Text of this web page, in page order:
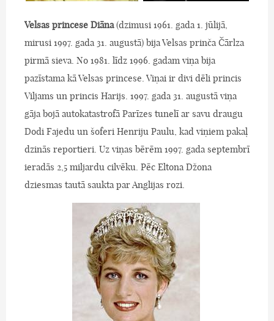
Velsas princese Diāna(dzimusi 1961. gada 1. jūlijā,
mirusi 1997. gada 31. augustā) bija Velsas prinča Čārlza
pirmā sieva. No 1981. līdz 1996. gadam viņa bija
pazīstama kā Velsas princese. Viņai ir divi dēli princis
Viljams un princis Harijs. 1997. gada 31. augustā viņa
gāja bojā autokatastrofā Parīzes tunelī ar savu draugu
Dodi Fajedu un šoferi Henriju Paulu, kad viņiem pakaļ
dzinās reportieri. Uz viņas bērēm 1997. gada septembrī
ieradās 2,5 miljardu cilvēku. Pēc Eltona Džona
dziesmas tautā saukta par Anglijas rozi.